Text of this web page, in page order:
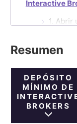
Interactive
1. Abrir
2. Elija
3.
corredor
4. Elija
5.
Resumen
DEPÓSITO
MÍNIMO DE
BROKERS